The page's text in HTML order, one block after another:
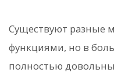
Существуют разные
функциями, но в
полностью